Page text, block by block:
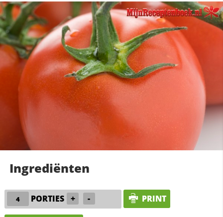
Ingrediënten
PORTIES + - PRINT